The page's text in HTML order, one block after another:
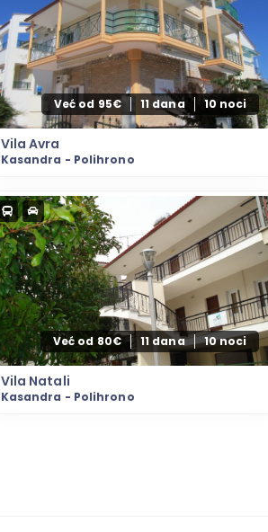
Već od 95€ 11 dana 10 noci
Vila Avra
Kasandra - Polihrono
Već od 80€ 11 dana 10 noci
Vila Natali
Kasandra - Polihrono